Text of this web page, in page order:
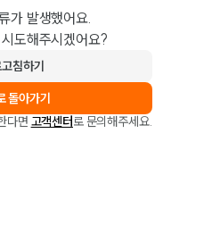
가 발생했어요.
도해주시겠어요?
침하기
돌아가기
다면 고객센터로 문의해주세요.